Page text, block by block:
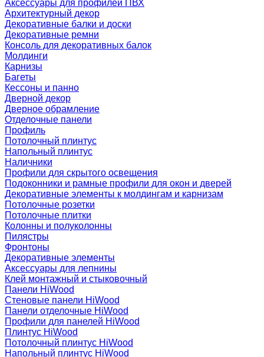
Аксессуары для профилей ПВХ
Архитектурный декор
Декоративные балки и доски
Декоративные ремни
Консоль для декоративных балок
Молдинги
Карнизы
Багеты
Кессоны и панно
Дверной декор
Дверное обрамление
Отделочные панели
Профиль
Потолочный плинтус
Напольный плинтус
Наличники
Профили для скрытого освещения
Подоконники и рамные профили для окон и дверей
Декоративные элементы к молдингам и карнизам
Потолочные розетки
Потолочные плитки
Колонны и полуколонны
Пилястры
Фронтоны
Декоративные элементы
Аксессуары для лепнины
Клей монтажный и стыковочный
Панели HiWood
Стеновые панели HiWood
Панели отделочные HiWood
Профили для панелей HiWood
Плинтус HiWood
Потолочный плинтус HiWood
Напольный плинтус HiWood